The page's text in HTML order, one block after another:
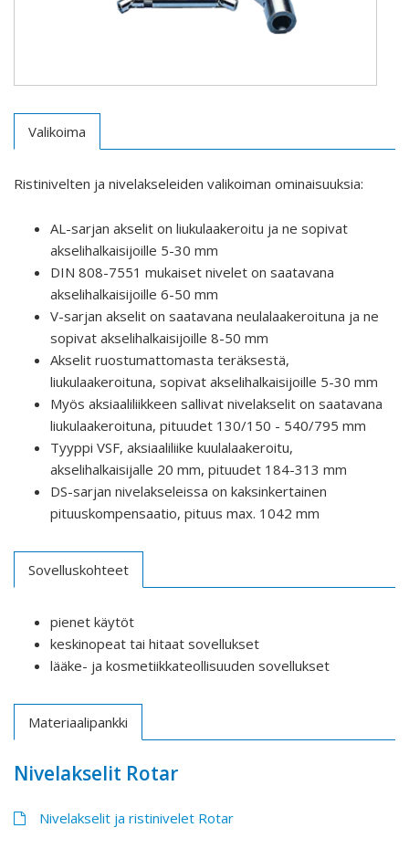
Valikoima
Ristinivelten ja nivelakseleiden valikoiman ominaisuuksia:
AL-sarjan akselit on liukulaakeroitu ja ne sopivat
akselihalkaisijoille 5-30 mm
DIN 808-7551 mukaiset nivelet on saatavana
akselihalkaisijoille 6-50 mm
V-sarjan akselit on saatavana neulalaakeroituna ja ne
sopivat akselihalkaisijoille 8-50 mm
Akselit ruostumattomasta teräksestä,
liukulaakeroituna, sopivat akselihalkaisijoille 5-30 mm
Myös aksiaaliliikkeen sallivat nivelakselit on saatavana
liukulaakeroituna, pituudet 130/150 - 540/795 mm
Tyyppi VSF, aksiaaliliike kuulalaakeroitu,
akselihalkaisijalle 20 mm, pituudet 184-313 mm
DS-sarjan nivelakseleissa on kaksinkertainen
pituuskompensaatio, pituus max. 1042 mm
Sovelluskohteet
pienet käytöt
keskinopeat tai hitaat sovellukset
lääke- ja kosmetiikkateollisuuden sovellukset
Materiaalipankki
Nivelakselit Rotar
Nivelakselit ja ristinivelet Rotar